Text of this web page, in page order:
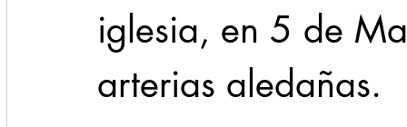
iglesia, en 5 de
arterias aledañas.